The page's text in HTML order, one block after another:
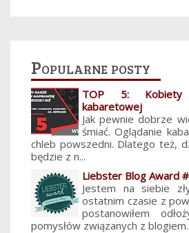
Popularne posty
TOP 5: Kobiety
kabaretowej
Jak pewnie dobrze
śmiać. Oglądanie
chleb powszedni. Dlatego też,
będzie z n...
Liebster Blog Award
Jestem na siebie
ostatnim czasie z
postanowiłem
pomysłów związanych z blogiem.